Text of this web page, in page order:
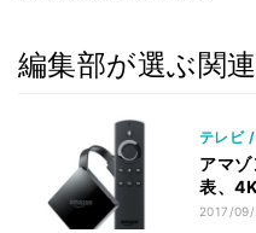
編集部が選ぶ関
テレビ
アマ
表、
2017/09/